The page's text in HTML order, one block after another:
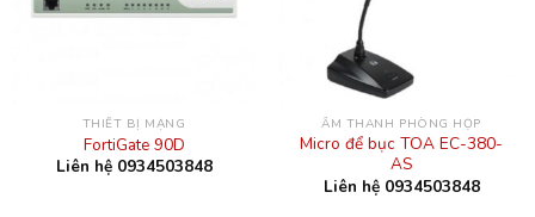
THIẾT BỊ MẠNG
FortiGate 90D
Liên hệ 0934503848
ÂM THANH PHÒNG HỌP
Micro để bục TOA EC-380-
AS
Liên hệ 0934503848